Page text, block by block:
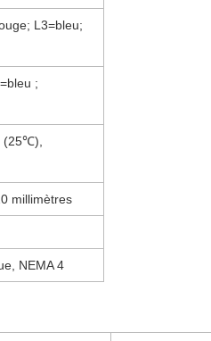
L3=bleu;
;
(25℃),
millimètres
NEMA 4